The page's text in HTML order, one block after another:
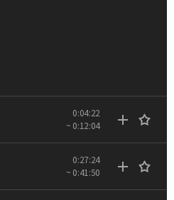
0:04:22
~ 0:12:04
0:27:24
~ 0:41:50